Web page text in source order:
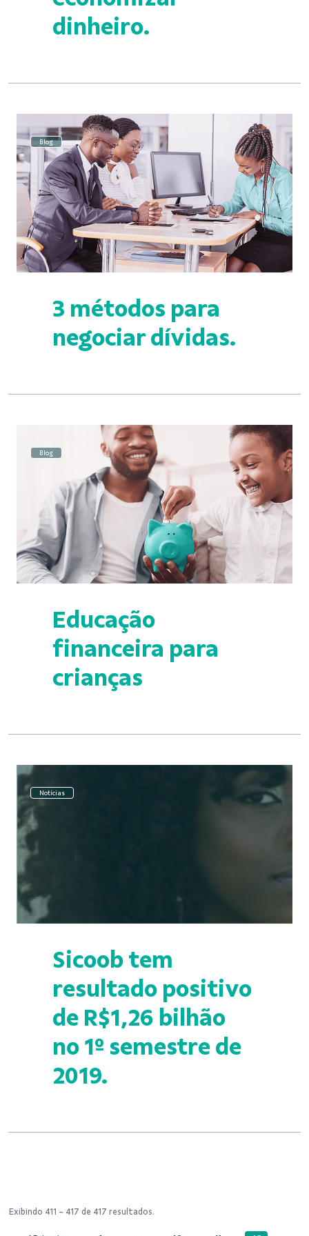
dinheiro.
Blog
3 métodos para
negociar dívidas.
Blog
Educação
financeira para
crianças
Notícias
Sicoob tem
resultado positivo
de R$1,26 bilhão
no 1º semestre de
2019.
Exibindo 411 - 417 de 417 resultados.